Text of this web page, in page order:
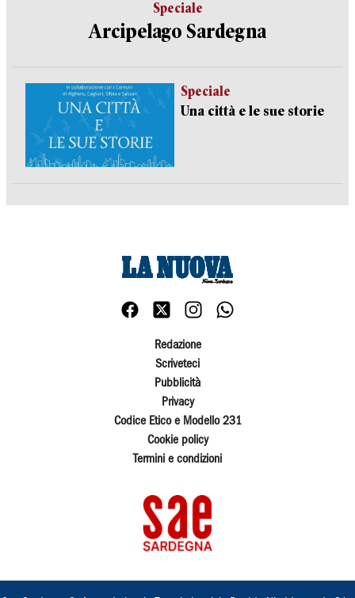
Speciale
Arcipelago Sardegna
Speciale
Una città e le sue storie
Redazione
Scriveteci
Pubblicità
Privacy
Codice Etico e Modello 231
Cookie policy
Termini e condizioni